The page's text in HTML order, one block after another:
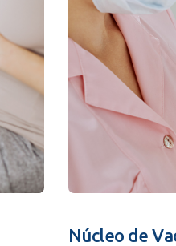
Núcleo de